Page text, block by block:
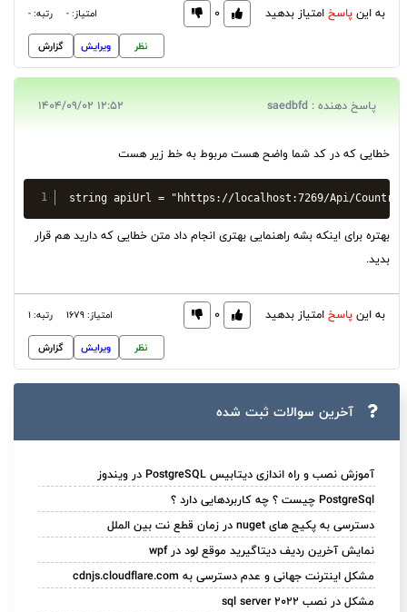
به اینپاسخامتیاز بدهید 0 امتیاز: -
رتبه: -
نظر
ویرایش گزارش
پاسخ دهنده : saedbfd 12:52 1404/09/02
خطایی که در کد شما واضح هست مربوط به خط زیر هست
string apiUrl = "hhttps://localhost:7269/Api/
بهتره برای اینکه بشه راهنمایی بهتری انجام داد متن خطایی که دارید هم قرار
بدید.
به اینپاسخامتیاز بدهید 0 امتیاز: 1679
رتبه: 1
نظر
ویرایش گزارش
آخرین سوالات ثبت ‌شده
آموزش نصب و راه اندازی دیتابیس PostgreSQL در ویندوز
PostgreSql چیست ؟ چه کاربردهایی دارد ؟
دسترسی به پکیج های nuget در زمان قطع نت بین الملل
نمایش آخرین ردیف دیتاگیرید موقع لود در wpf
مشکل اینترنت جهانی و عدم دسترسی به cdnjs.cloudflare.com
مشکل در نصب sql server 2022